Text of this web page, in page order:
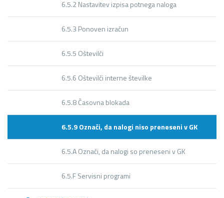
6.5.2 Nastavitev izpisa potnega naloga
6.5.3 Ponoven izračun
6.5.5 Oštevilči
6.5.6 Oštevilči interne številke
6.5.8 Časovna blokada
6.5.9 Označi, da nalogi niso preneseni v GK
6.5.A Označi, da nalogi so preneseni v GK
6.5.F Servisni programi